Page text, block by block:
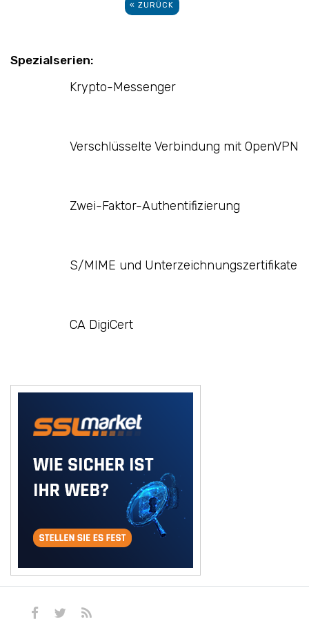
« ZURÜCK
Spezialserien:
Krypto-Messenger
Verschlüsselte Verbindung mit OpenVPN
Zwei-Faktor-Authentifizierung
S/MIME und Unterzeichnungszertifikate
CA DigiCert